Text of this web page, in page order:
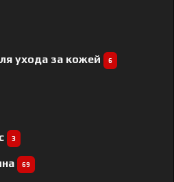
ухода за кожей 6
3
69